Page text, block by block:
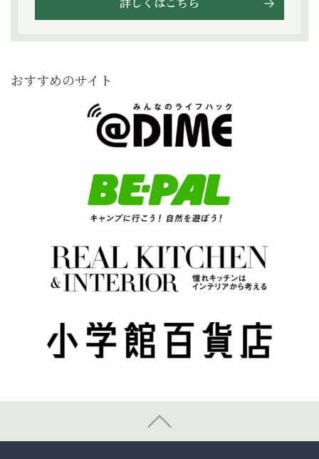
おすすめのサイト